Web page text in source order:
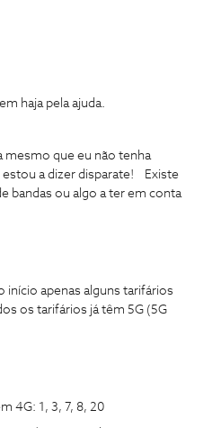
haja pela ajuda.
mesmo que eu não tenha
a dizer disparate! Existe
bandas ou algo a ter em conta
início apenas alguns tarifários
os tarifários já têm 5G (5G
4G: 1, 3, 7, 8, 20